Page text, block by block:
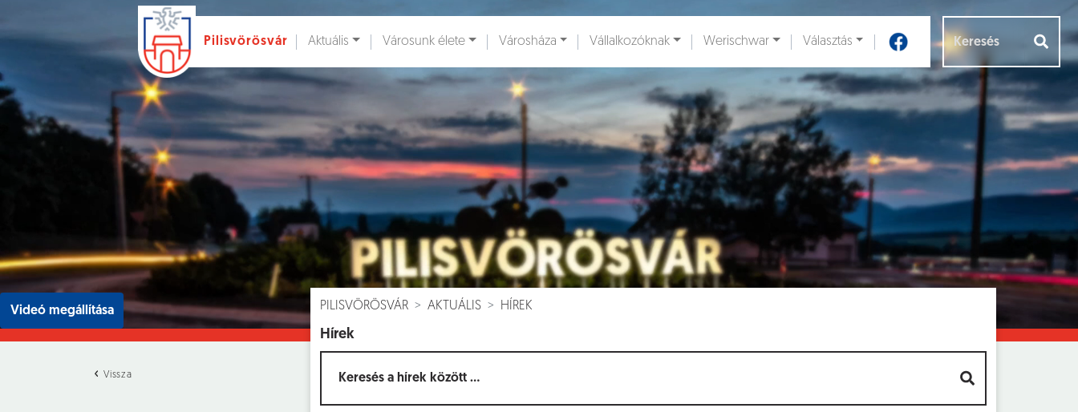
Ugrás a fő tartalomhoz
Pilisvörösvár Aktuális Városunk élete Városháza Vállalkozóknak Werischwar Választás
Videó megállítása
Vissza
PILISVÖRÖSVÁR AKTUÁLIS HÍREK
Hírek
Hírek [ Események [] Dokumentumok [ Aloldalak [